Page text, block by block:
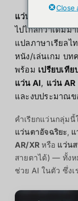
แว่นตาอัจฉริยะ
ไปไกลกว่าเดิมม
แปลภาษาเรียล
หนัง/เล่นเกม บท
พร้อม เปรียบเที
แว่น AI, แว่น AR
และงบประมาณ
คำเรียกแว่นกลุ่ม
แว่นตาอัจฉริยะ, แ
AR/XR หรือ แว่น
สายตาได้) — ทั้ง
ช่วย AI ในตัว ซึ่ง
Close